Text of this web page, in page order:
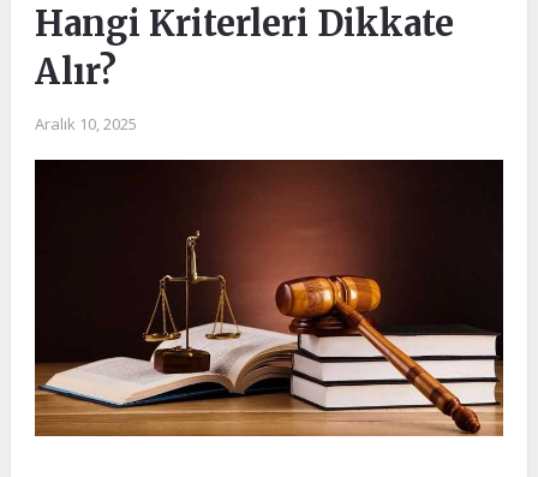
Hangi Kriterleri Dikkate
Alır?
Aralık 10, 2025